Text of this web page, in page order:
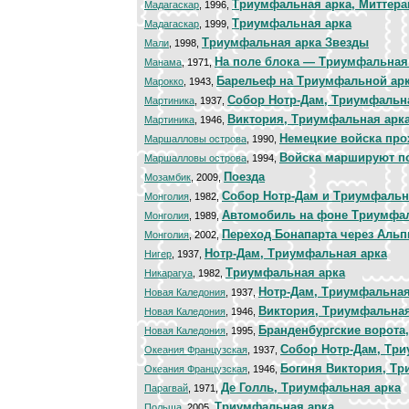
Мадагаскар , 1996, Триумфальная арка,
Мадагаскар , 1999, Триумфальная арка
Мали , 1998, Триумфальная арка Звезды
Манама, 1971,На поле блока — Триумфальная
Марокко , 1943, Барельеф на Триумфальной
Мартиника , 1937, Собор Нотр-Дам,
Мартиника , 1946, Виктория, Триумфальная
Маршалловы острова , 1990, Немецкие войска
Маршалловы острова, 1994, Войска маршируют
Мозамбик , 2009, Поезда
Монголия , 1982, Собор Нотр-Дам и
Монголия , 1989,Автомобиль на фоне
Монголия, 2002,Переход Бонапарта через
Нигер , 1937, Нотр-Дам, Триумфальная арка
Никарагуа , 1982, Триумфальная арка
Новая Каледония , 1937,Нотр-Дам,
Новая Каледония , 1946, Виктория,
Новая Каледония , 1995, Бранденбургские
Океания Французская , 1937, Cобор Нотр-Дам,
Океания Французская , 1946,Богиня Виктория,
Парагвай , 1971,Де Голль, Триумфальная арка